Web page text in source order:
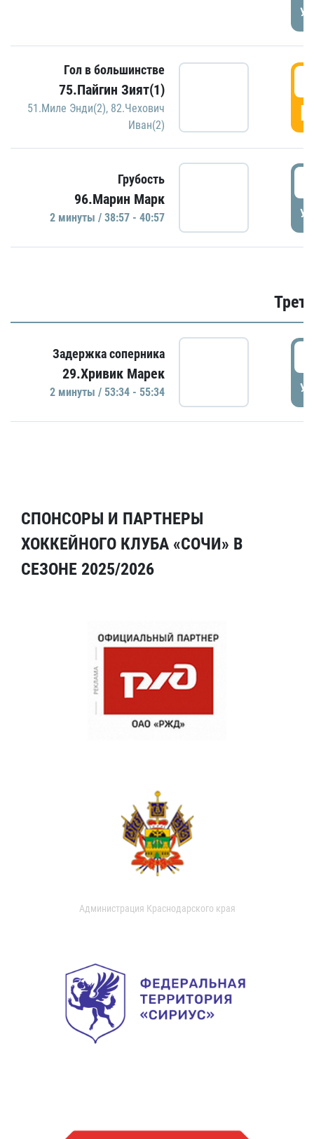
Гол в большинстве
75.Пайгин Зият(1)
51.Миле Энди(2), 82.Чехович
Иван(2)
Грубость
96.Марин Марк
2 минуты / 38:57 - 40:57
Задержка соперника
29.Хривик Марек
2 минуты / 53:34 - 55:34
СПОНСОРЫ И ПАРТНЕРЫ
ХОККЕЙНОГО КЛУБА «СОЧИ» В
СЕЗОНЕ 2025/2026
Администрация Краснодарского края